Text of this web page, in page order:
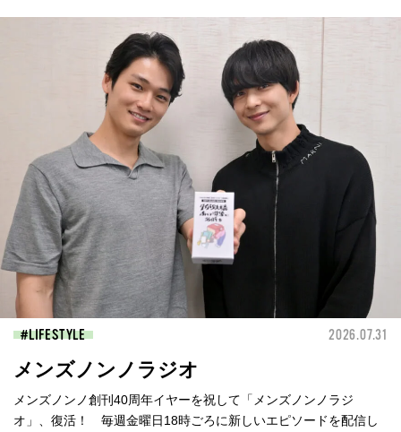
LIFESTYLE 2026.07.31
メンズノンノラジオ
メンズノンノ創刊40周年イヤーを祝して「メンズノンノラジ
オ」、復活！ 毎週金曜日18時ごろに新しいエピソードを配信し